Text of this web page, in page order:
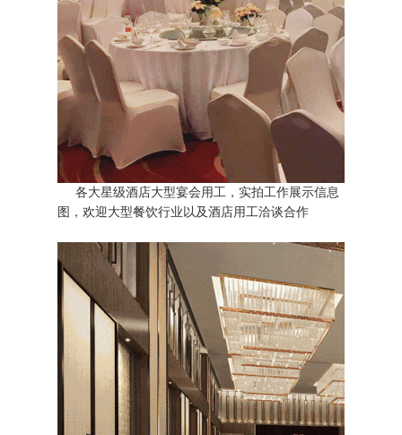
各大星级酒店大型宴会用工，实拍工作展示信息
图，欢迎大型餐饮行业以及酒店用工洽谈合作